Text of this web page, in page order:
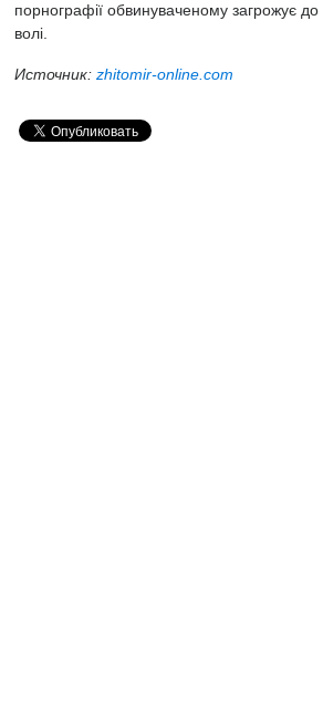
порнографії обвинуваченому загрожує
волі.
Источник: zhitomir-online.com